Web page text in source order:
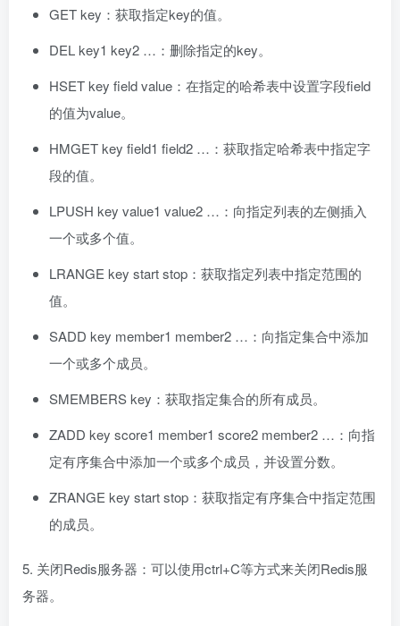
GET key：获取指定key的值。
DEL key1 key2 …：删除指定的key。
HSET key field value：在指定的哈希表中设置字段field
的值为value。
HMGET key field1 field2 …：获取指定哈希表中指定字
段的值。
LPUSH key value1 value2 …：向指定列表的左侧插入
一个或多个值。
LRANGE key start stop：获取指定列表中指定范围的
值。
SADD key member1 member2 …：向指定集合中添加
一个或多个成员。
SMEMBERS key：获取指定集合的所有成员。
ZADD key score1 member1 score2 member2 …：向指
定有序集合中添加一个或多个成员，并设置分数。
ZRANGE key start stop：获取指定有序集合中指定范围
的成员。
5. 关闭Redis服务器：可以使用ctrl+C等方式来关闭Redis服
务器。